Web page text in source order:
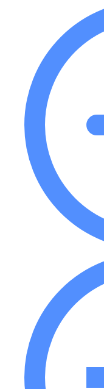
Prêt
votre
Nous
emballage se
que vous
des
personnalisés,
Pack.
obtenir les